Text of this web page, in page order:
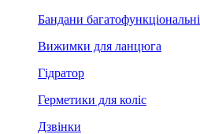
Бандани багатофункціональні
Вижимки для ланцюга
Гідратор
Герметики для коліс
Дзвінки